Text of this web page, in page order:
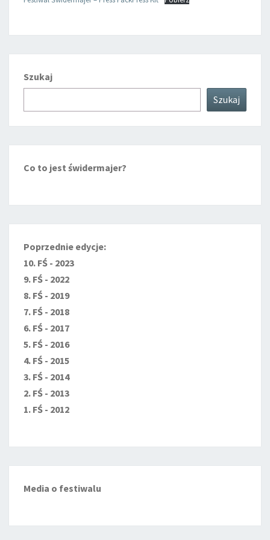
Szukaj
Szukaj
Co to jest świdermajer?
Poprzednie edycje:
10. FŚ - 2023
9. FŚ - 2022
8. FŚ - 2019
7. FŚ - 2018
6. FŚ - 2017
5. FŚ - 2016
4. FŚ - 2015
3. FŚ - 2014
2. FŚ - 2013
1. FŚ - 2012
Media o festiwalu